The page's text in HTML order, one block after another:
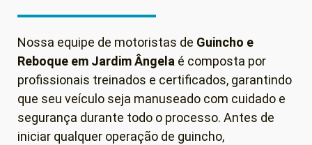
Nossa equipe de motoristas de Guincho e
Reboque em Jardim Ângela é composta por
profissionais treinados e certificados, garantindo
que seu veículo seja manuseado com cuidado e
segurança durante todo o processo. Antes de
iniciar qualquer operação de guincho,